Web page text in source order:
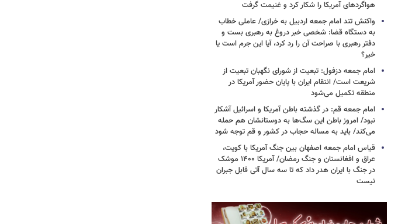
هواگردهای آمریکا را شکار کرد و غنیمت گرفت
واکنش تند امام جمعه اردبیل به خرازی/ عاملی خطاب
به دستگاه قضا: شخصی خبر دروغ به رهبری بست و
دفتر رهبری با صراحت آن را رد کرد، آیا این جرم است یا
خیر؟
امام جمعه دزفول: تبعیت از شورای نگهبان تبعیت از
شریعت است/ انتقام ایران با پایان حضور آمریکا در
منطقه تکمیل می‌شود
امام جمعه قم: در گذشته باطن آمریکا و اسرائیل آشکار
نبود/ امروز باطن این سگ‌ها به دوستانشان هم حمله
می‌کند/ باید به مساله حجاب در کشور و قم توجه شود
قیاس امام جمعه اصفهان بین جنگ آمریکا با کویت،
عراق و افغانستان و جنگ رمضان/ آمریکا ۱۴۰۰ موشک
در جنگ با ایران هدر داد که تا سه سال آتی قابل جبران
نیست